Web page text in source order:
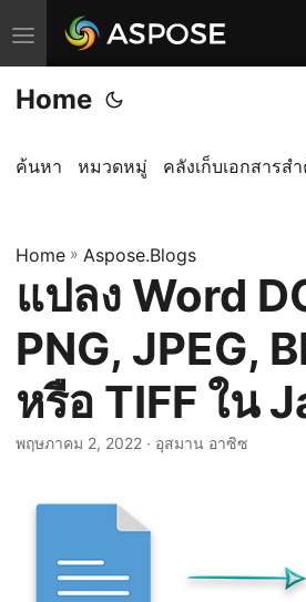
ส
ลั
บ
า
ท
า
ง
Home
ค้นหา หมวดหมู่ คลังเก็บเอกสารส
Home » Aspose.Blogs
แปลง Word
PNG, JPEG,
หรือ TIFF ใน
พฤษภาคม 2, 2022 · อุสมาน อาซิซ